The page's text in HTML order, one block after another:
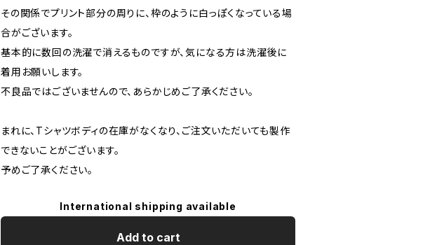
その関係でプリント部分の周りに、枠のように白っぽくなっている場
合がございます。
基本的に数回の洗濯で消えるものですが、気になる方は洗濯後に
着用お願いします。
不良品ではございませんので、あらかじめご了承ください。
まれに、Tシャツボディの在庫がなくなり、ご注文いただいても製作
できないことがございます。
予めご了承ください。
International shipping available
Add to cart